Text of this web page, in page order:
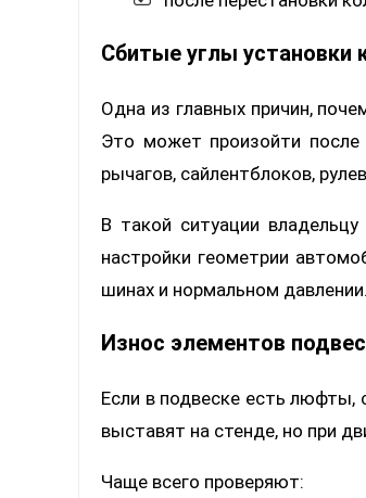
Сбитые углы установки
Одна из главных причин,
Это может произойти
рычагов, сайлентблоков,
В такой ситуации
настройки геометрии
шинах и нормальном давлении.
Износ элементов
Если в подвеске есть люфты,
выставят на стенде, но при
Чаще всего проверяют: